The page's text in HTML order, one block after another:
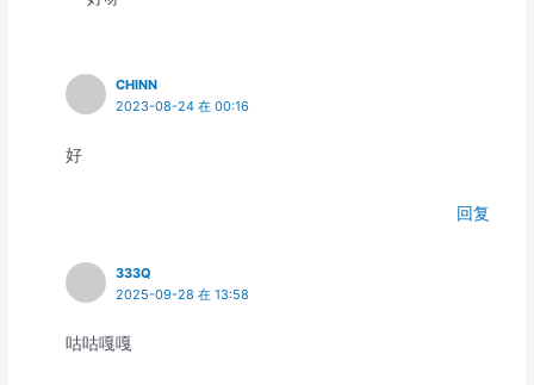
CHINN
2023-08-24 在 00:16
好
回复
333Q
2025-09-28 在 13:58
咕咕嘎嘎